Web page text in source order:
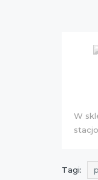
W
Tagi: